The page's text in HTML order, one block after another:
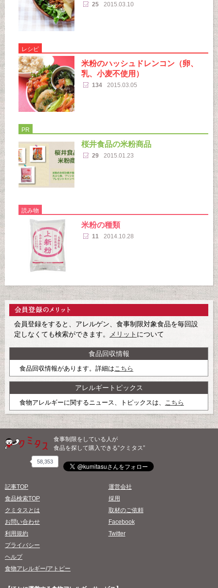
25 2015.03.10
レシピ
米粉のハッシュドレンコン（卵、
乳、小麦不使用）
134 2015.03.05
PR
桜井食品の米粉商品
29 2015.01.23
読み物
米粉の種類
11 2014.10.28
会員登録をすると、アレルゲン、食事制限対象食品を毎回設
定しなくても検索ができます。
メリット について
食品回収情報
食品回収情報があります。詳細は こちら
アレルギートピックス
食物アレルギーに関するニュース、トピックスは、 こちら
食事制限をしている人が
食品を探して購入できる“クミタス”
58,353
記事TOP
食品検索TOP
クミタスとは
お問い合わせ
利用規約
プライバシー
ヘルプ
食物アレルギー/アトピー
運営会社
採用
取材のご依頼
Facebook
Twitter